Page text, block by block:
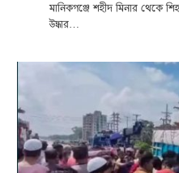
মানিকগঞ্জে শহীদ মিনার থেকে
উদ্ধার…